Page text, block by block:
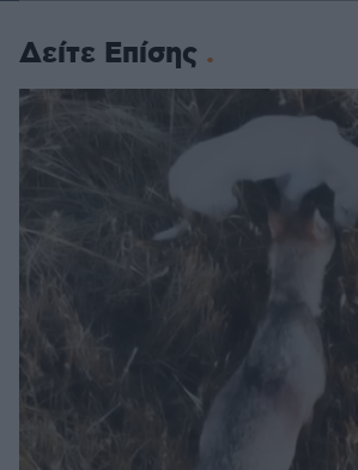
Δείτε Επίσης